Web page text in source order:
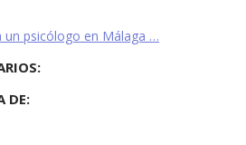
un psicólogo en Málaga …
DE: